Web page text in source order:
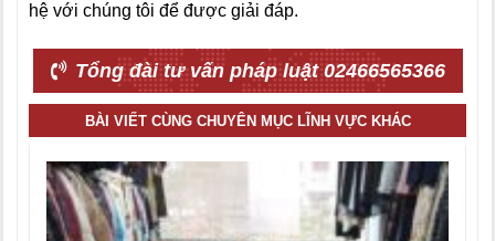
hệ với chúng tôi để được giải đáp.
Tổng đài tư vấn pháp luật 02466565366
BÀI VIẾT CÙNG CHUYÊN MỤC LĨNH VỰC KHÁC